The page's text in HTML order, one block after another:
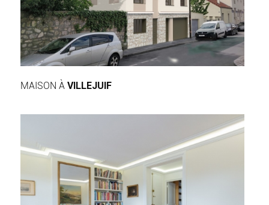
MAISON À VILLEJUIF